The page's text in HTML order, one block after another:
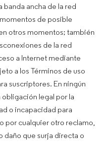
banda ancha de la red
de posible
otros momentos; también
de la red
a Internet mediante
a los Términos de uso
suscriptores. En ningún
legal por la
o incapacidad para
por cualquier otro reclamo,
daño que surja directa o